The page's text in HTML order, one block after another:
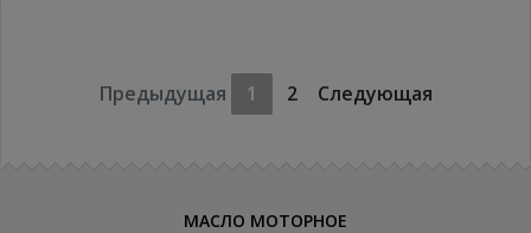
Предыдущая 1 2 Следующая
МАСЛО МОТОРНОЕ